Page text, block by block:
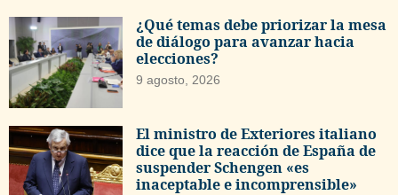
¿Qué temas debe priorizar la mesa
de diálogo para avanzar hacia
elecciones?
9 agosto, 2026
El ministro de Exteriores italiano
dice que la reacción de España de
suspender Schengen «es
inaceptable e incomprensible»